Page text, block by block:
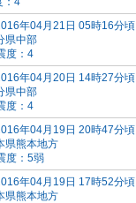
年04月21日 05時16分頃
県中部
度：4
年04月20日 14時27分頃
県中部
度：4
年04月19日 20時47分頃
県熊本地方
度：5弱
年04月19日 17時52分頃
県熊本地方